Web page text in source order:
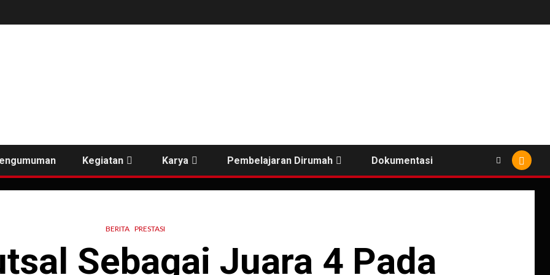
Kegiatan Karya Pembelajaran Dirumah Dokumentasi
BERITA PRESTASI
Sebagai Juara 4 Pada